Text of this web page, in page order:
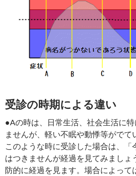
受診の時期による違い
●Aの時は、日常生活、社会生活に
ませんが、軽い不眠や動悸等がでて
このような時に受診した場合は、
はつきませんが経過を見てみましょ
防的に経過を見ます。場合によって